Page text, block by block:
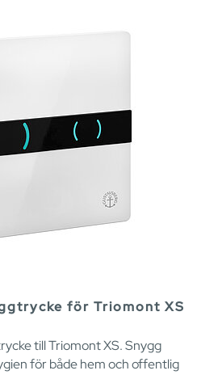
för Triomont XS
till Triomont XS. Snygg
för både hem och offentlig